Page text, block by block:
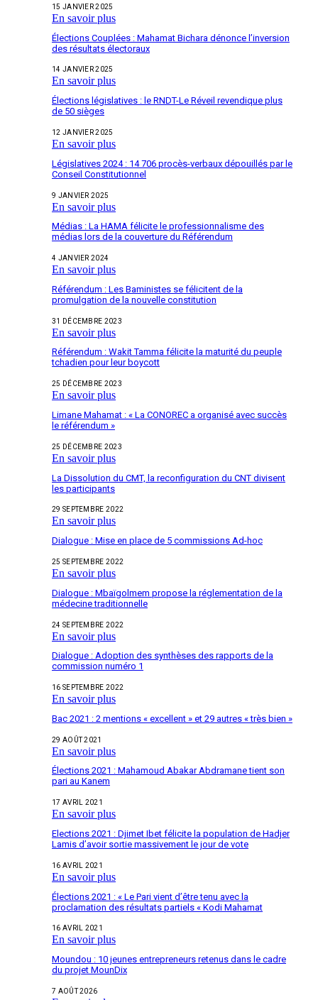
15 JANVIER 2025
En savoir plus
Élections Couplées : Mahamat Bichara dénonce l’inversion
des résultats électoraux
14 JANVIER 2025
En savoir plus
Élections législatives : le RNDT-Le Réveil revendique plus
de 50 sièges
12 JANVIER 2025
En savoir plus
Législatives 2024 : 14 706 procès-verbaux dépouillés par le
Conseil Constitutionnel
9 JANVIER 2025
En savoir plus
Médias : La HAMA félicite le professionnalisme des
médias lors de la couverture du Référendum
4 JANVIER 2024
En savoir plus
Référendum : Les Baministes se félicitent de la
promulgation de la nouvelle constitution
31 DÉCEMBRE 2023
En savoir plus
Référendum : Wakit Tamma félicite la maturité du peuple
tchadien pour leur boycott
25 DÉCEMBRE 2023
En savoir plus
Limane Mahamat : « La CONOREC a organisé avec succès
le référendum »
25 DÉCEMBRE 2023
En savoir plus
La Dissolution du CMT, la reconfiguration du CNT divisent
les participants
29 SEPTEMBRE 2022
En savoir plus
Dialogue : Mise en place de 5 commissions Ad-hoc
25 SEPTEMBRE 2022
En savoir plus
Dialogue : Mbaïgolmem propose la réglementation de la
médecine traditionnelle
24 SEPTEMBRE 2022
En savoir plus
Dialogue : Adoption des synthèses des rapports de la
commission numéro 1
16 SEPTEMBRE 2022
En savoir plus
Bac 2021 : 2 mentions « excellent » et 29 autres « très bien »
29 AOÛT 2021
En savoir plus
Élections 2021 : Mahamoud Abakar Abdramane tient son
pari au Kanem
17 AVRIL 2021
En savoir plus
Elections 2021 : Djimet Ibet félicite la population de Hadjer
Lamis d’avoir sortie massivement le jour de vote
16 AVRIL 2021
En savoir plus
Élections 2021 : « Le Pari vient d’être tenu avec la
proclamation des résultats partiels « Kodi Mahamat
16 AVRIL 2021
En savoir plus
Moundou : 10 jeunes entrepreneurs retenus dans le cadre
du projet MounDix
7 AOÛT 2026